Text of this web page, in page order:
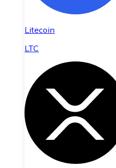
Litecoin
LTC